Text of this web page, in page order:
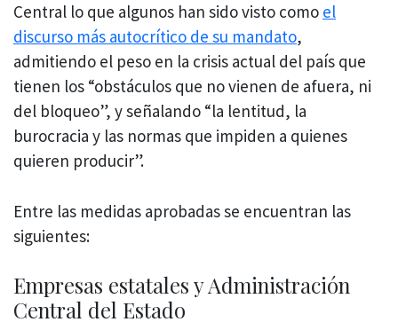
Central lo que algunos han sido visto como el
discurso más autocrítico de su mandato,
admitiendo el peso en la crisis actual del país que
tienen los “obstáculos que no vienen de afuera, ni
del bloqueo”, y señalando “la lentitud, la
burocracia y las normas que impiden a quienes
quieren producir”.
Entre las medidas aprobadas se encuentran las
siguientes:
Empresas estatales y Administración
Central del Estado